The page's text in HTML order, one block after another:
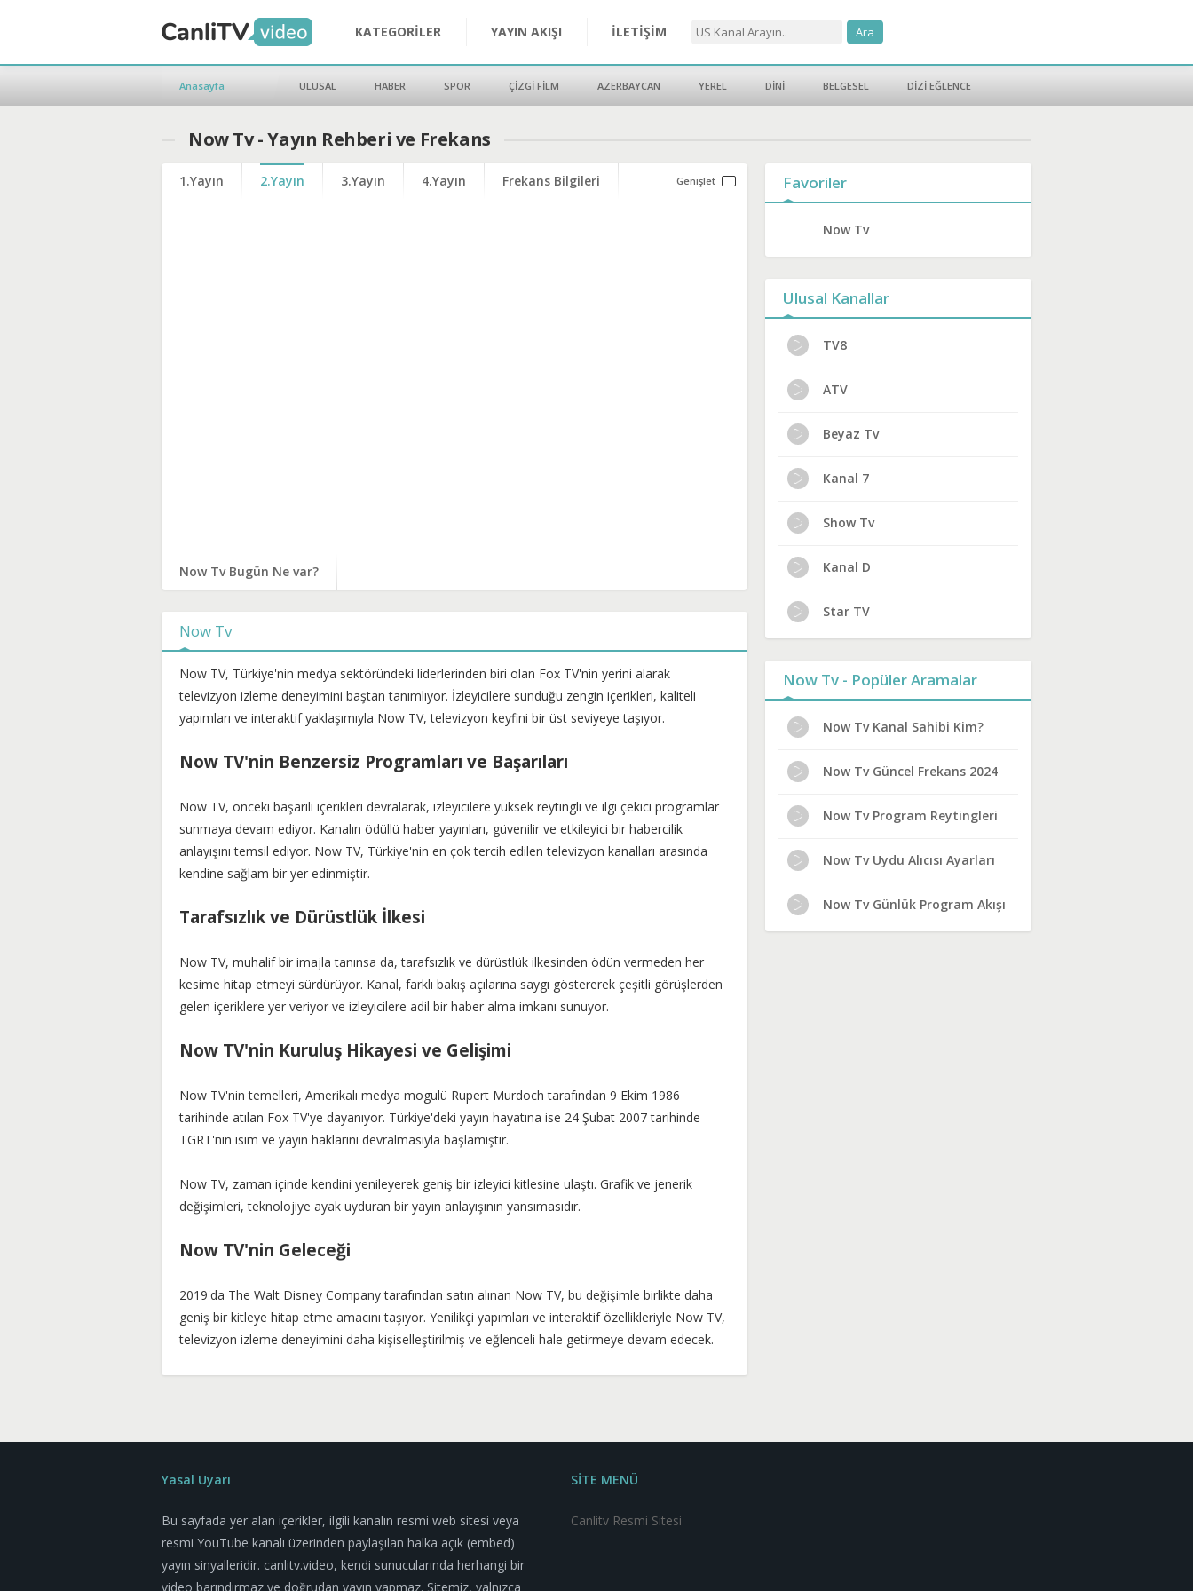
KATEGORİLER YAYIN AKIŞI İLETİŞİM
Anasayfa ULUSAL HABER SPOR ÇİZGİ FİLM AZERBAYCAN YEREL DİNİ BELGESEL DİZİ EĞLENCE
Now Tv - Yayın Rehberi ve Frekans
1.Yayın 2.Yayın 3.Yayın 4.Yayın Frekans Bilgileri
Now Tv Bugün Ne var?
Favoriler
Now Tv
Ulusal Kanallar
TV8
ATV
Beyaz Tv
Kanal 7
Show Tv
Kanal D
Star TV
Now Tv - Popüler Aramalar
Now Tv Kanal Sahibi Kim?
Now Tv Güncel Frekans 2024
Now Tv Program Reytingleri
Now Tv Uydu Alıcısı Ayarları
Now Tv Günlük Program Akışı
Now Tv
Now TV, Türkiye'nin medya sektöründeki liderlerinden biri olan Fox TV'nin yerini alarak
televizyon izleme deneyimini baştan tanımlıyor. İzleyicilere sunduğu zengin içerikleri, kaliteli
yapımları ve interaktif yaklaşımıyla Now TV, televizyon keyfini bir üst seviyeye taşıyor.
Now TV'nin Benzersiz Programları ve Başarıları
Now TV, önceki başarılı içerikleri devralarak, izleyicilere yüksek reytingli ve ilgi çekici programlar
sunmaya devam ediyor. Kanalın ödüllü haber yayınları, güvenilir ve etkileyici bir habercilik
anlayışını temsil ediyor. Now TV, Türkiye'nin en çok tercih edilen televizyon kanalları arasında
kendine sağlam bir yer edinmiştir.
Tarafsızlık ve Dürüstlük İlkesi
Now TV, muhalif bir imajla tanınsa da, tarafsızlık ve dürüstlük ilkesinden ödün vermeden her
kesime hitap etmeyi sürdürüyor. Kanal, farklı bakış açılarına saygı göstererek çeşitli görüşlerden
gelen içeriklere yer veriyor ve izleyicilere adil bir haber alma imkanı sunuyor.
Now TV'nin Kuruluş Hikayesi ve Gelişimi
Now TV'nin temelleri, Amerikalı medya mogulü Rupert Murdoch tarafından 9 Ekim 1986
tarihinde atılan Fox TV'ye dayanıyor. Türkiye'deki yayın hayatına ise 24 Şubat 2007 tarihinde
TGRT'nin isim ve yayın haklarını devralmasıyla başlamıştır.
Now TV, zaman içinde kendini yenileyerek geniş bir izleyici kitlesine ulaştı. Grafik ve jenerik
değişimleri, teknolojiye ayak uyduran bir yayın anlayışının yansımasıdır.
Now TV'nin Geleceği
2019'da The Walt Disney Company tarafından satın alınan Now TV, bu değişimle birlikte daha
geniş bir kitleye hitap etme amacını taşıyor. Yenilikçi yapımları ve interaktif özellikleriyle Now TV,
televizyon izleme deneyimini daha kişiselleştirilmiş ve eğlenceli hale getirmeye devam edecek.
Yasal Uyarı
Bu sayfada yer alan içerikler, ilgili kanalın resmi web sitesi veya
resmi YouTube kanalı üzerinden paylaşılan halka açık (embed)
yayın sinyalleridir. canlitv.video, kendi sunucularında herhangi bir
video barındırmaz ve doğrudan yayın yapmaz. Sitemiz, yalnızca
SİTE MENÜ
Canlitv Resmi Sitesi